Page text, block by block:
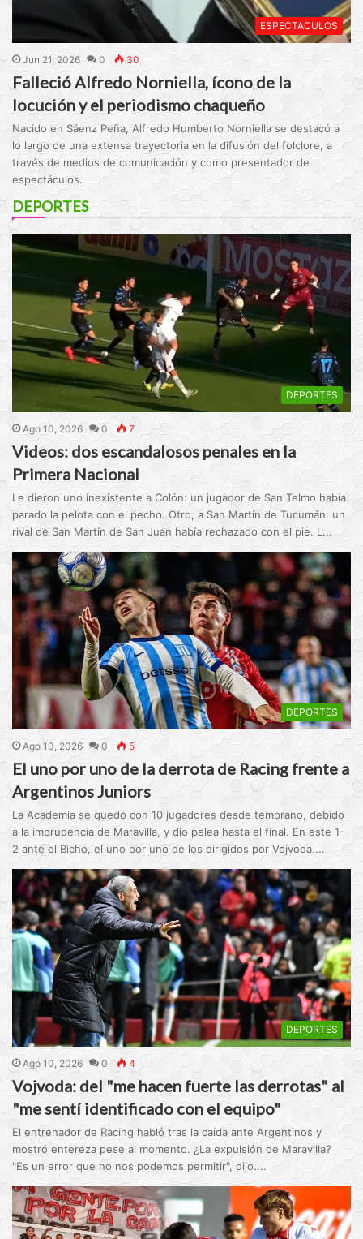
ESPECTACULOS
Jun 21, 2026 0 30
Falleció Alfredo Norniella, ícono de la
locución y el periodismo chaqueño
Nacido en Sáenz Peña, Alfredo Humberto Norniella se destacó a
lo largo de una extensa trayectoria en la difusión del folclore, a
través de medios de comunicación y como presentador de
espectáculos.
DEPORTES
DEPORTES
Ago 10, 2026 0 7
Videos: dos escandalosos penales en la
Primera Nacional
Le dieron uno inexistente a Colón: un jugador de San Telmo había
parado la pelota con el pecho. Otro, a San Martín de Tucumán: un
rival de San Martín de San Juan había rechazado con el pie. L...
DEPORTES
Ago 10, 2026 0 5
El uno por uno de la derrota de Racing frente a
Argentinos Juniors
La Academia se quedó con 10 jugadores desde temprano, debido
a la imprudencia de Maravilla, y dio pelea hasta el final. En este 1-
2 ante el Bicho, el uno por uno de los dirigidos por Vojvoda....
DEPORTES
Ago 10, 2026 0 4
Vojvoda: del "me hacen fuerte las derrotas" al
"me sentí identificado con el equipo"
El entrenador de Racing habló tras la caída ante Argentinos y
mostró entereza pese al momento. ¿La expulsión de Maravilla?
"Es un error que no nos podemos permitir", dijo....